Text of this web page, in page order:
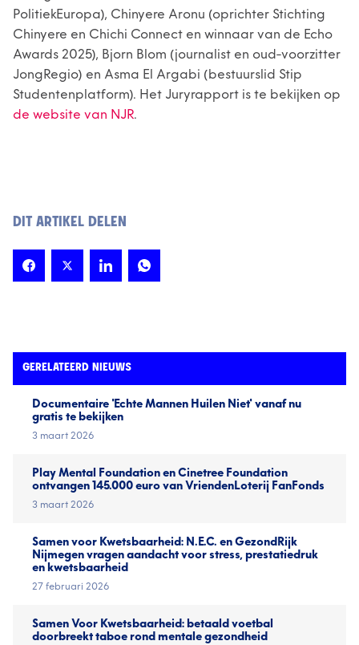
PolitiekEuropa), Chinyere Aronu (oprichter Stichting
Chinyere en Chichi Connect en winnaar van de Echo
Awards 2025), Bjorn Blom (journalist en oud-voorzitter
JongRegio) en Asma El Argabi (bestuurslid Stip
Studentenplatform). Het Juryrapport is te bekijken op
de website van NJR.
DIT ARTIKEL DELEN
GERELATEERD NIEUWS
Documentaire 'Echte Mannen Huilen Niet' vanaf nu
gratis te bekijken
3 maart 2026
Play Mental Foundation en Cinetree Foundation
ontvangen 145.000 euro van VriendenLoterij FanFonds
3 maart 2026
Samen voor Kwetsbaarheid: N.E.C. en GezondRijk
Nijmegen vragen aandacht voor stress, prestatiedruk
en kwetsbaarheid
27 februari 2026
Samen Voor Kwetsbaarheid: betaald voetbal
doorbreekt taboe rond mentale gezondheid